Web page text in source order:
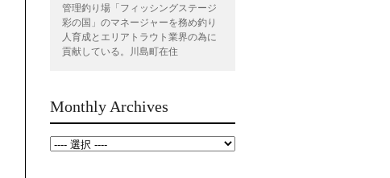
管理釣り場「フィッシングステージ
彩の国」のマネージャーを務め釣り
人育成とエリアトラウト業界の為に
貢献している。川島町在住
Monthly Archives